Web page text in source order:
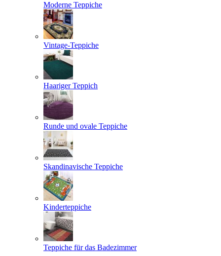
Moderne Teppiche
Vintage-Teppiche
Haariger Teppich
Runde und ovale Teppiche
Skandinavische Teppiche
Kinderteppiche
Teppiche für das Badezimmer